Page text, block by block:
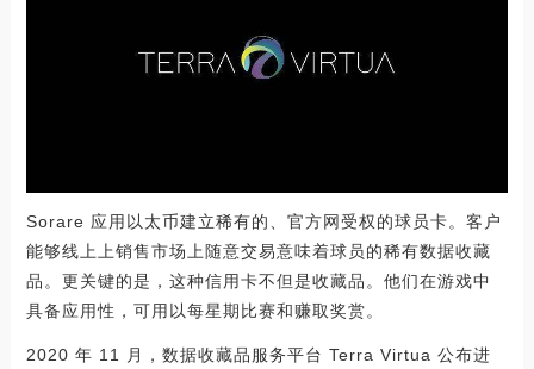
Sorare 应用以太币建立稀有的、官方网受权的球员卡。客户
能够线上上销售市场上随意交易意味着球员的稀有数据收藏
品。更关键的是，这种信用卡不但是收藏品。他们在游戏中
具备应用性，可用以每星期比赛和赚取奖赏。
2020 年 11 月，数据收藏品服务平台 Terra Virtua 公布进